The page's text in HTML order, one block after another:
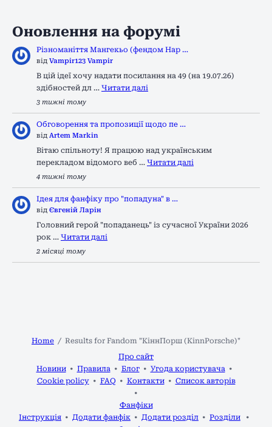
Оновлення на форумі
Різноманіття Мангекьо (фендом Нар …
від Vampir123 Vampir
В цій ідеї хочу надати посилання на 49 (на 19.07.26)
здібностей дл … Читати далі
3 тижні тому
Обговорення та пропозиції щодо пе …
від Artem Markin
Вітаю спільноту! Я працюю над українським
перекладом відомого веб … Читати далі
4 тижні тому
Ідея для фанфіку про "попадуна" в …
від Євгеній Ларін
Головний герой "попаданець" із сучасної України 2026
рок … Читати далі
2 місяці тому
Home
Results for Fandom "КіннПорш (KinnPorsche)"
Про сайт
Новини
Правила Блог
Угода користувача
Cookie policy
FAQ Контакти Список авторів
Фанфіки
Інструкція
Додати фанфік Додати розділ
Розділи